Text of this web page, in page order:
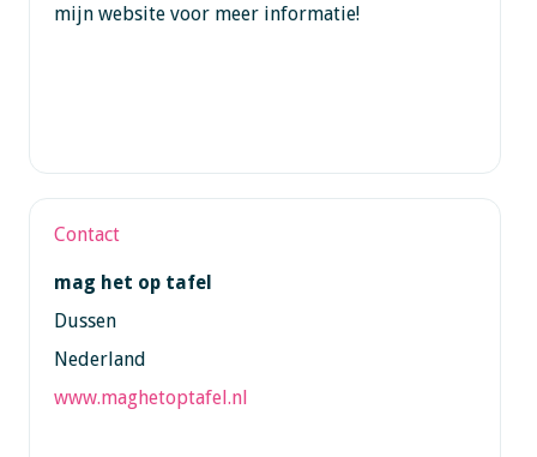
mijn website voor meer informatie!
Contact
mag het op tafel
Dussen
Nederland
www.maghetoptafel.nl